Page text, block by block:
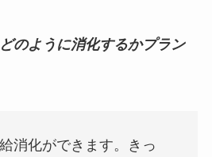
のように消化するかプラン
消化ができます。きっ